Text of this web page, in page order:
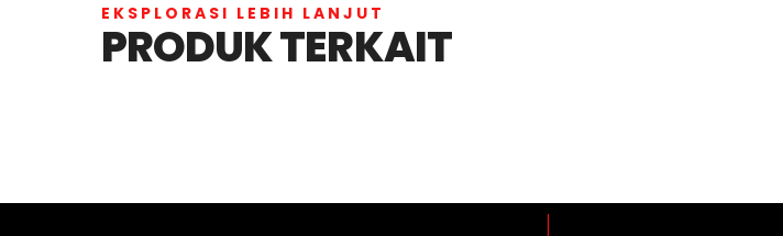
EKSPLORASI LEBIH LANJUT
PRODUK TERKAIT